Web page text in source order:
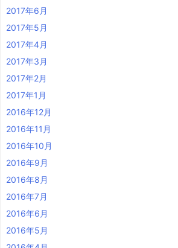
2017年6月
2017年5月
2017年4月
2017年3月
2017年2月
2017年1月
2016年12月
2016年11月
2016年10月
2016年9月
2016年8月
2016年7月
2016年6月
2016年5月